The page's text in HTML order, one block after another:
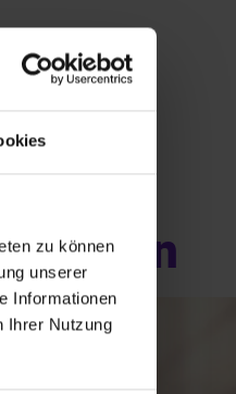
zu können
unserer
Informationen
Ihrer Nutzung
Jahren